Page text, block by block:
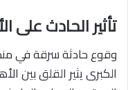
تأثير الحادث
وقوع حادثة سرقة في
الكبرى يثير القلق بين